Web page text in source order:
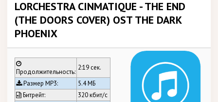
LORCHESTRA CINMATIQUE - THE END
(THE DOORS COVER) OST THE DARK
PHOENIX
Продолжительность:
2:19 сек.
Размер MP3:
5.4 МБ
Битрейт:
320 кбит/c